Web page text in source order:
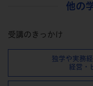
他の
受講のきっかけ
独学や実務
経営・